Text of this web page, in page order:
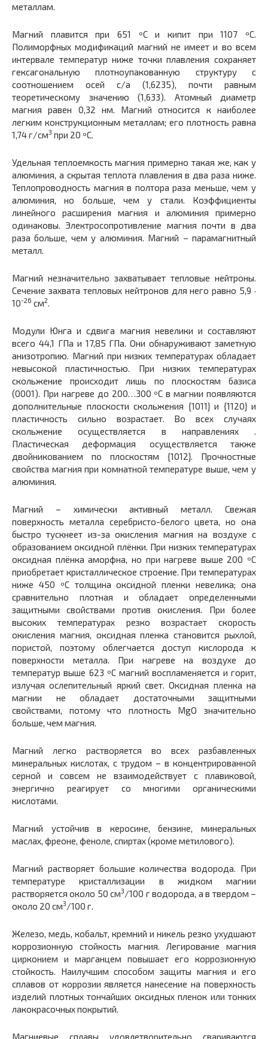
металлам.
Магний плавится при 651 ºС и кипит при 1107 ºС.
Полиморфных модификаций магний не имеет и во всем
интервале температур ниже точки плавления сохраняет
гексагональную плотноупакованную структуру с
соотношением осей с/а (1,6235), почти равным
теоретическому значению (1,633). Атомный диаметр
магния равен 0,32 нм. Магний относится к наиболее
легким конструкционным металлам; его плотность равна
1,74 г/см3 при 20 ºС.
Удельная теплоемкость магния примерно такая же, как у
алюминия, а скрытая теплота плавления в два раза ниже.
Теплопроводность магния в полтора раза меньше, чем у
алюминия, но больше, чем у стали. Коэффициенты
линейного расширения магния и алюминия примерно
одинаковы. Электросопротивление магния почти в два
раза больше, чем у алюминия. Магний – парамагнитный
металл.
Магний незначительно захватывает тепловые нейтроны.
Сечение захвата тепловых нейтронов для него равно 5,9 ·
10-26 см2.
Модули Юнга и сдвига магния невелики и составляют
всего 44,1 ГПа и 17,85 ГПа. Они обнаруживают заметную
анизотропию. Магний при низких температурах обладает
невысокой пластичностью. При низких температурах
скольжение происходит лишь по плоскостям базиса
(0001). При нагреве до 200…300 ºС в магнии появляются
дополнительные плоскости скольжения {1011} и {1120} и
пластичность сильно возрастает. Во всех случаях
скольжение осуществляется в направлениях .
Пластическая деформация осуществляется также
двойникованием по плоскостям {1012}. Прочностные
свойства магния при комнатной температуре выше, чем у
алюминия.
Магний – химически активный металл. Свежая
поверхность металла серебристо-белого цвета, но она
быстро тускнеет из-за окисления магния на воздухе с
образованием оксидной плёнки. При низких температурах
оксидная плёнка аморфна, но при нагреве выше 200 ºС
приобретает кристаллическое строение. При температурах
ниже 450 ºС толщина оксидной пленки невелика; она
сравнительно плотная и обладает определенными
защитными свойствами против окисления. При более
высоких температурах резко возрастает скорость
окисления магния, оксидная пленка становится рыхлой,
пористой, поэтому облегчается доступ кислорода к
поверхности металла. При нагреве на воздухе до
температур выше 623 ºС магний воспламеняется и горит,
излучая ослепительный яркий свет. Оксидная пленка на
магнии не обладает достаточными защитными
свойствами, потому что плотность MgO значительно
больше, чем магния.
Магний легко растворяется во всех разбавленных
минеральных кислотах, с трудом – в концентрированной
серной и совсем не взаимодействует с плавиковой,
энергично реагирует со многими органическими
кислотами.
Магний устойчив в керосине, бензине, минеральных
маслах, фреоне, феноле, спиртах (кроме метилового).
Магний растворяет большие количества водорода. При
температуре кристаллизации в жидком магнии
растворяется около 50 см3/100 г водорода, а в твердом –
около 20 см3/100 г.
Железо, медь, кобальт, кремний и никель резко ухудшают
коррозионную стойкость магния. Легирование магния
цирконием и марганцем повышает его коррозионную
стойкость. Наилучшим способом защиты магния и его
сплавов от коррозии является нанесение на поверхность
изделий плотных тончайших оксидных пленок или тонких
лакокрасочных покрытий.
Магниевые сплавы удовлетворительно свариваются